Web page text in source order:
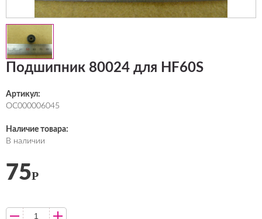
Подшипник 80024 для HF60S
Артикул:
ОС000006045
Наличие товара:
В наличии
75Р